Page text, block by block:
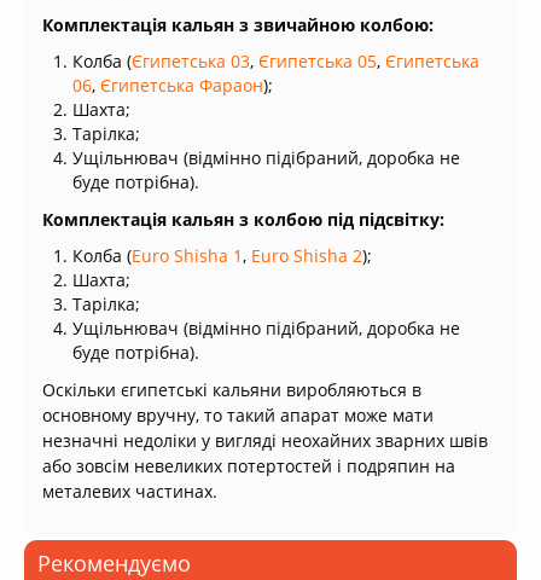
Комплектація кальян з звичайною колбою:
Колба (Єгипетська 03, Єгипетська 05, Єгипетська
06, Єгипетська Фараон);
Шахта;
Тарілка;
Ущільнювач (відмінно підібраний, доробка не
буде потрібна).
Комплектація кальян з колбою під підсвітку:
Колба (Euro Shisha 1 , Euro Shisha 2);
Шахта;
Тарілка;
Ущільнювач (відмінно підібраний, доробка не
буде потрібна).
Оскільки єгипетські кальяни виробляються в
основному вручну, то такий апарат може мати
незначні недоліки у вигляді неохайних зварних швів
або зовсім невеликих потертостей і подряпин на
металевих частинах.
Рекомендуємо